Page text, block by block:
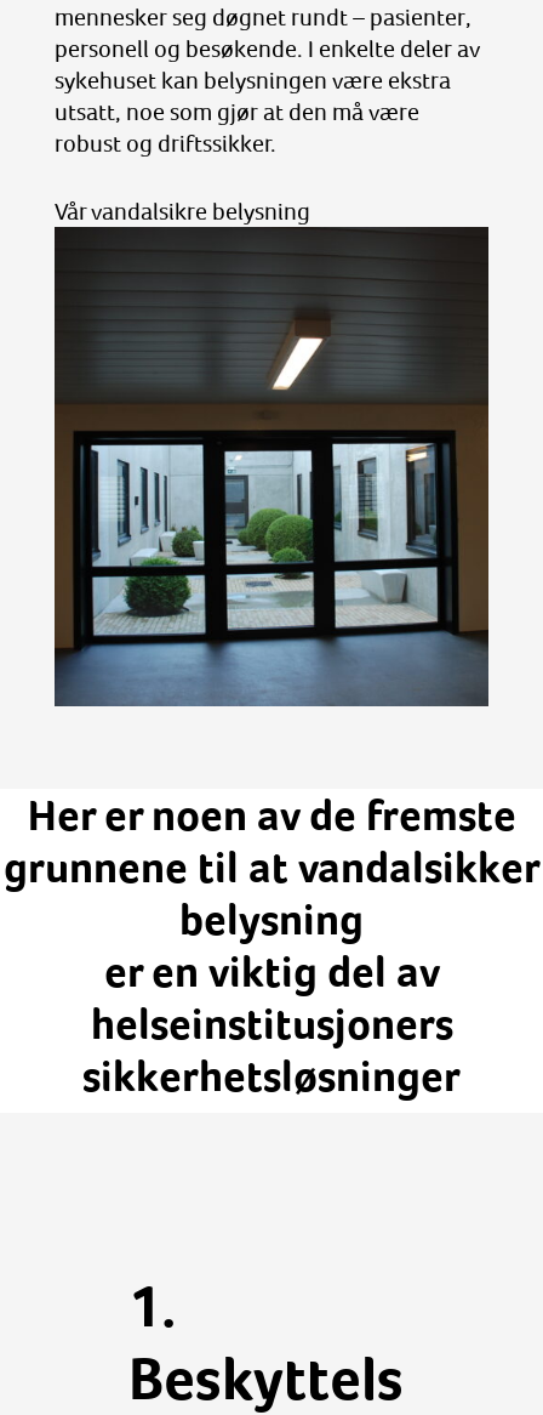
mennesker seg døgnet rundt – pasienter,
personell og besøkende. I enkelte deler av
sykehuset kan belysningen være ekstra
utsatt, noe som gjør at den må være
robust og driftssikker.
Vår vandalsikre belysning
Her er noen av de fremste
grunnene til at vandalsikker
belysning
er en viktig del av
helseinstitusjoners
sikkerhetsløsninger
1.
Beskyttels